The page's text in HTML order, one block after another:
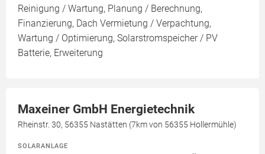
Reinigung / Wartung, Planung / Berechnung,
Finanzierung, Dach Vermietung / Verpachtung,
Wartung / Optimierung, Solarstromspeicher / PV
Batterie, Erweiterung
Maxeiner GmbH Energietechnik
Rheinstr. 30, 56355 Nastätten (7km von 56355 Hollermühle)
SOLARANLAGE